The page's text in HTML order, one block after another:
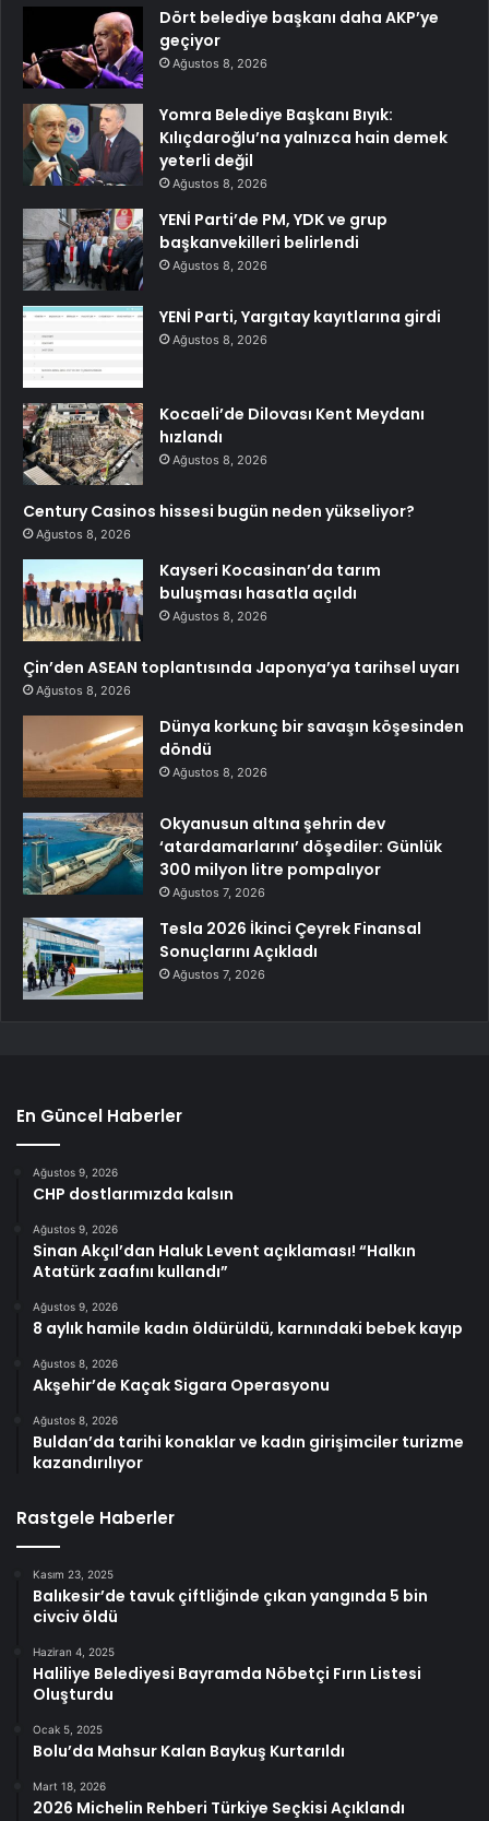
Dört belediye başkanı daha AKP’ye
geçiyor
Ağustos 8, 2026
Yomra Belediye Başkanı Bıyık:
Kılıçdaroğlu’na yalnızca hain demek
yeterli değil
Ağustos 8, 2026
YENİ Parti’de PM, YDK ve grup
başkanvekilleri belirlendi
Ağustos 8, 2026
YENİ Parti, Yargıtay kayıtlarına girdi
Ağustos 8, 2026
Kocaeli’de Dilovası Kent Meydanı
hızlandı
Ağustos 8, 2026
Century Casinos hissesi bugün neden yükseliyor?
Ağustos 8, 2026
Kayseri Kocasinan’da tarım
buluşması hasatla açıldı
Ağustos 8, 2026
Çin’den ASEAN toplantısında Japonya’ya tarihsel uyarı
Ağustos 8, 2026
Dünya korkunç bir savaşın köşesinden
döndü
Ağustos 8, 2026
Okyanusun altına şehrin dev
‘atardamarlarını’ döşediler: Günlük
300 milyon litre pompalıyor
Ağustos 7, 2026
Tesla 2026 İkinci Çeyrek Finansal
Sonuçlarını Açıkladı
Ağustos 7, 2026
En Güncel Haberler
Ağustos 9, 2026
CHP dostlarımızda kalsın
Ağustos 9, 2026
Sinan Akçıl’dan Haluk Levent açıklaması! “Halkın
Atatürk zaafını kullandı”
Ağustos 9, 2026
8 aylık hamile kadın öldürüldü, karnındaki bebek kayıp
Ağustos 8, 2026
Akşehir’de Kaçak Sigara Operasyonu
Ağustos 8, 2026
Buldan’da tarihi konaklar ve kadın girişimciler turizme
kazandırılıyor
Rastgele Haberler
Kasım 23, 2025
Balıkesir’de tavuk çiftliğinde çıkan yangında 5 bin
civciv öldü
Haziran 4, 2025
Haliliye Belediyesi Bayramda Nöbetçi Fırın Listesi
Oluşturdu
Ocak 5, 2025
Bolu’da Mahsur Kalan Baykuş Kurtarıldı
Mart 18, 2026
2026 Michelin Rehberi Türkiye Seçkisi Açıklandı